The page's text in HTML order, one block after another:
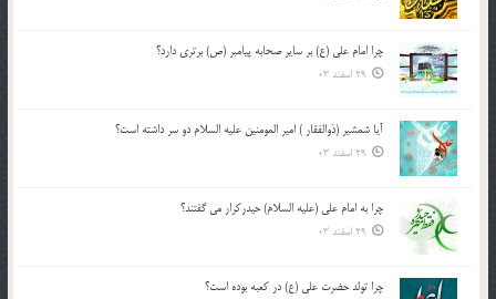
چرا امام علی (ع) بر سایر صحابه پیامبر (ص) برتری دارد؟
29 اسفند 03
آیا شمشیر (ذوالفقار ) امیر المومنین علیه السلام دو سر داشته است؟
29 اسفند 03
چرا به امام علی (علیه السلام) حیدرکرار می گفتند؟
29 اسفند 03
چرا تولد حضرت علی (ع) در کعبه بوده است؟